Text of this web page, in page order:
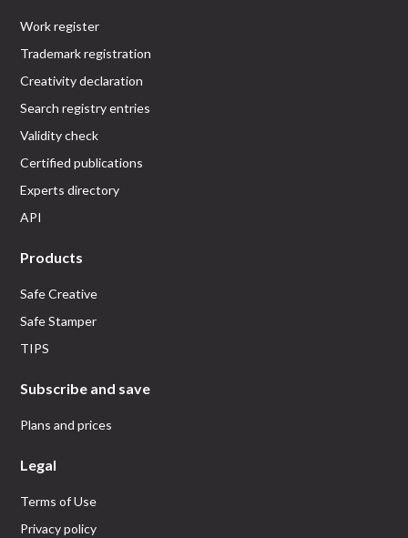
Work register
Trademark registration
Creativity declaration
Search registry entries
Validity check
Certified publications
Experts directory
API
Products
Safe Creative
Safe Stamper
TIPS
Subscribe and save
Plans and prices
Legal
Terms of Use
Privacy policy